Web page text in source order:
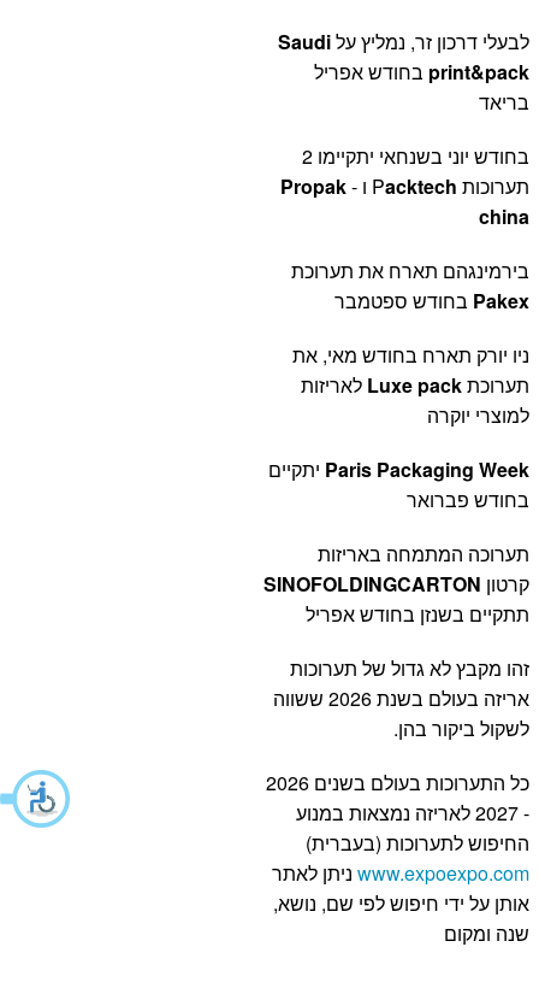
לבעלי דרכון זר, נמליץ עלSaudi
print&pack בחודש אפריל
בריאד
בחודש יוני בשנחאי יתקיימו 2
תערוכות P acktech ו -Propak
china
בירמינגהם תארח את תערוכת
Pakex בחודש ספטמבר
ניו יורק תארח בחודש מאי, את
תערוכתLuxe pack לאריזות
למוצרי יוקרה
Paris Packaging Week יתקיים
בחודש פברואר
תערוכה המתמחה באריזות
קרטון SINOFOLDINGCARTON
תתקיים בשנזן בחודש אפריל
זהו מקבץ לא גדול של תערוכות
אריזה בעולם בשנת 2026 ששווה
לשקול ביקור בהן.
כל התערוכות בעולם בשנים 2026
- 2027 לאריזה נמצאות במנוע
החיפוש לתערוכות (בעברית)
www.expoexpo.com ניתן לאתר
אותן על ידי חיפוש לפי שם, נושא,
שנה ומקום